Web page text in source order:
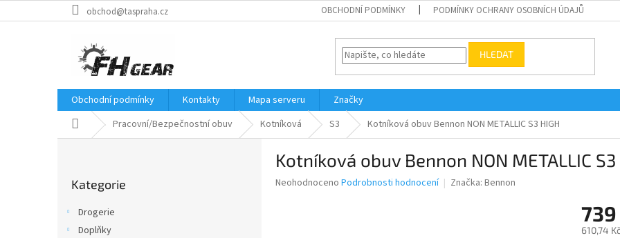
na
obchod@taspraha.cz OBCHODNÍ PODMÍNKY PODMÍNKY OCHRANY OSOBNÍCH ÚDAJŮ
HLEDAT
Obchodní podmínky Kontakty Mapa serveru
Značky
Domů Pracovní/Bezpečnostní obuv Kotníková S3 Kotníková obuv Bennon NON METALLIC S3 HIGH
kategorie
Kategorie
Drogerie
Doplňky
Kotníková obuv Bennon NON METALLIC S3
Průměrné
Neohodnoceno Podrobnosti hodnocení Značka: Bennon
739
610,74